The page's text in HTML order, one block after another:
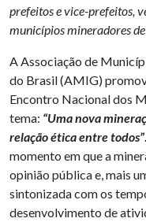
prefeitos e vice-prefeitos,
municípios mineradores
A Associação de
do Brasil (AMIG)
Encontro Nacional dos
tema: “Uma nova
relação ética entre todos”
momento em que a
opinião pública e, mais
sintonizada com os
desenvolvimento de